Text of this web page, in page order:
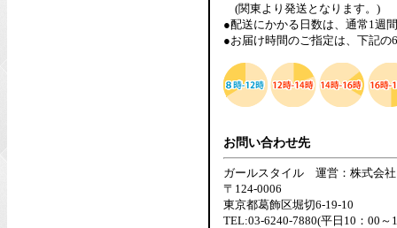
(関東より発送となります。)
●配送にかかる日数は、通常1週
●お届け時間のご指定は、下記
お問い合わせ先
ガールスタイル 運営：株式会
〒124-0006
東京都葛飾区堀切6-19-10
TEL:03-6240-7880(平日10：00～